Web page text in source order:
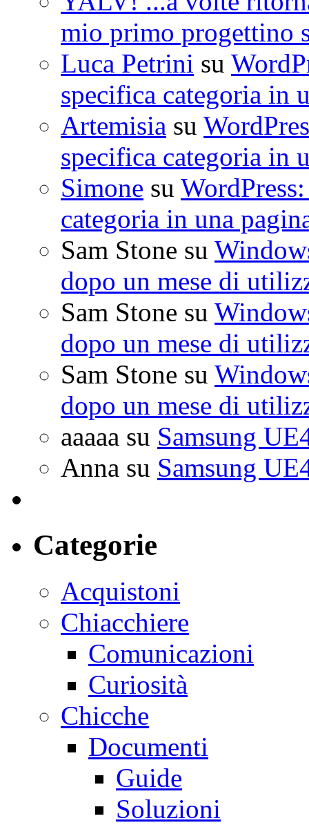
mio primo progettino
Luca Petrini su
specifica categoria in
Artemisia su
specifica categoria in
Simone su
categoria in una
Sam Stone su
dopo un mese di
Sam Stone su
dopo un mese di
Sam Stone su
dopo un mese di
aaaaa su Samsung
Anna su Samsung
Categorie
Acquistoni
Chiacchiere
Comunicazioni
Curiosità
Chicche
Documenti
Guide
Soluzioni